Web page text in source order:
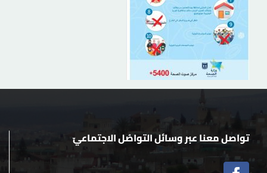
تواصل معنا عبر وسائل التواصُل الاجتماعيّ